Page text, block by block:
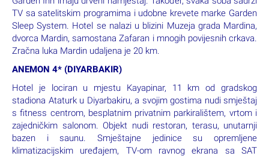
TV sa satelitskim programima i udobne krevete marke Garden
Sleep System. Hotel se nalazi u blizini Muzeja grada Mardina,
dvorca Mardin, samostana Zafaran i mnogih povijesnih crkava.
Zračna luka Mardin udaljena je 20 km.
ANEMON 4* (DIYARBAKIR)
Hotel je lociran u mjestu Kayapinar, 11 km od gradskog
stadiona Ataturk u Diyarbakiru, a svojim gostima nudi smještaj
s fitness centrom, besplatnim privatnim parkiralištem, vrtom i
zajedničkim salonom. Objekt nudi restoran, terasu, unutarnji
bazen i saunu. Smještajne jedinice su opremljene
klimatizacijskim uređajem, TV-om ravnog ekrana sa SAT